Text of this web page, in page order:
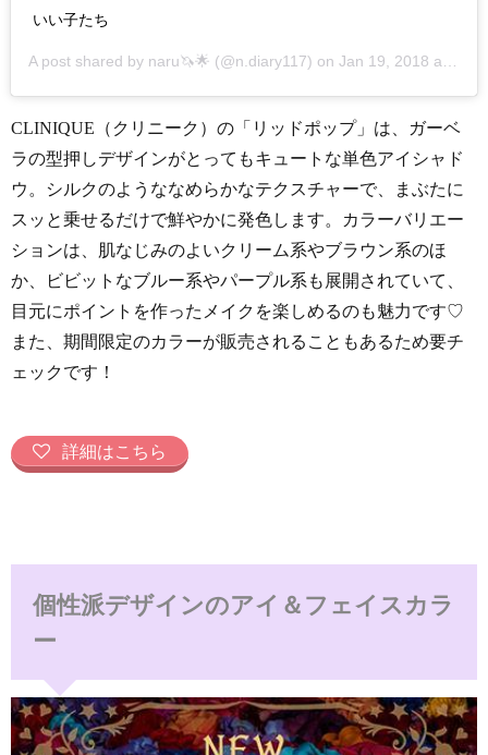
いい子たち
A post shared by naru🦄🌟 (@n.diary117) on Jan 19, 2018 at 3:58pm PST
CLINIQUE（クリニーク）の「リッドポップ」は、ガーベ
ラの型押しデザインがとってもキュートな単色アイシャド
ウ。シルクのようななめらかなテクスチャーで、まぶたに
スッと乗せるだけで鮮やかに発色します。カラーバリエー
ションは、肌なじみのよいクリーム系やブラウン系のほ
か、ビビットなブルー系やパープル系も展開されていて、
目元にポイントを作ったメイクを楽しめるのも魅力です♡
また、期間限定のカラーが販売されることもあるため要チ
ェックです！
詳細はこちら
個性派デザインのアイ＆フェイスカラ
ー